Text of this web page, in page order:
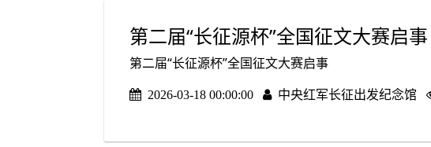
第二届“长征源杯”全国征文大赛启事
第二届“长征源杯”全国征文大赛启事
2026-03-18 00:00:00 中央红军长征出发纪念馆